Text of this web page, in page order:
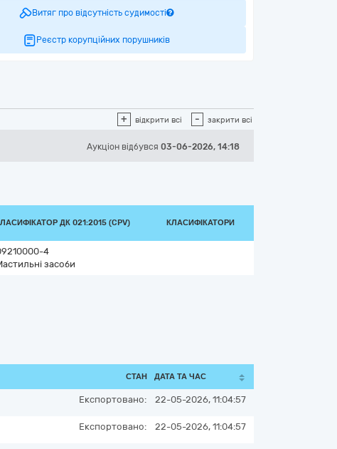
Витяг про відсутність судимості
Реєстр корупційних порушників
+ відкрити всі - закрити всі
Аукціон відбувся 03-06-2026, 14:18
ДК 021:2015 (CPV) КЛАСИФІКАТОРИ
4
засоби
СТАН ДАТА ТА ЧАС
Експортовано: 22-05-2026, 11:04:57
Експортовано: 22-05-2026, 11:04:57